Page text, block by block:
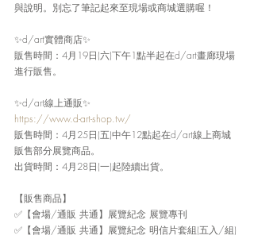
與說明。別忘了筆記起來至現場或商城選購喔！
✨d/art實體商店✨
販售時間：4月19日(六)下午1點半起在d/art畫廊現場
進行販售。
✨d/art線上通販✨
https://www.d-art-shop.tw/
販售時間：4月25日(五)中午12點起在d/art線上商城
販售部分展覽商品。
出貨時間：4月28日(一)起陸續出貨。
【販售商品】
✅【會場/通販 共通】展覽紀念 展覽專刊
✅【會場/通販 共通】展覽紀念 明信片套組(五入/組)